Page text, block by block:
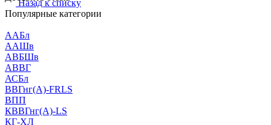
Назад к списку
Популярные категории
ААБл
ААШв
АВБШв
АВВГ
АСБл
ВВГнг(А)-FRLS
ВПП
КВВГнг(А)-LS
КГ-ХЛ